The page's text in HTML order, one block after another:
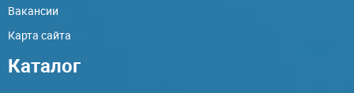
Вакансии
Карта сайта
Каталог